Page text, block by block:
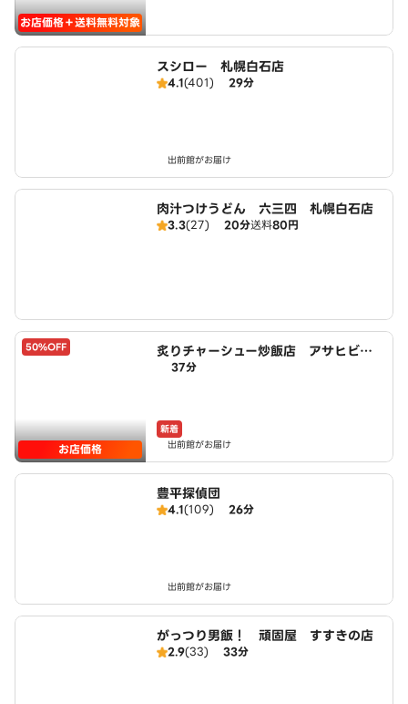
お店価格＋送料無料対象
スシロー 札幌白石店
4.1(401) 29分
出前館がお届け
肉汁つけうどん 六三四 札幌白石店
3.3(27) 20分送料80円
50%OFF
お店価格
炙りチャーシュー炒飯店 アサヒビー
ル園前店 powered by LAWSON
37分
新着
出前館がお届け
豊平探偵団
4.1(109) 26分
出前館がお届け
がっつり男飯！ 頑固屋 すすきの店
2.9(33) 33分